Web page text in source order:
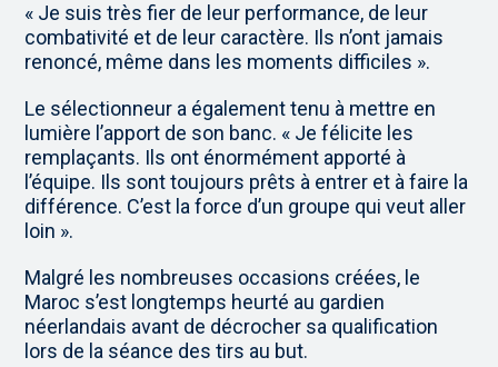
« Je suis très fier de leur performance, de leur
combativité et de leur caractère. Ils n’ont jamais
renoncé, même dans les moments difficiles ».
Le sélectionneur a également tenu à mettre en
lumière l’apport de son banc. « Je félicite les
remplaçants. Ils ont énormément apporté à
l’équipe. Ils sont toujours prêts à entrer et à faire la
différence. C’est la force d’un groupe qui veut aller
loin ».
Malgré les nombreuses occasions créées, le
Maroc s’est longtemps heurté au gardien
néerlandais avant de décrocher sa qualification
lors de la séance des tirs au but.